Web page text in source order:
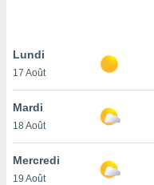
notre
que
Lundi
17 Août
Mardi
18 Août
Mercredi
19 Août